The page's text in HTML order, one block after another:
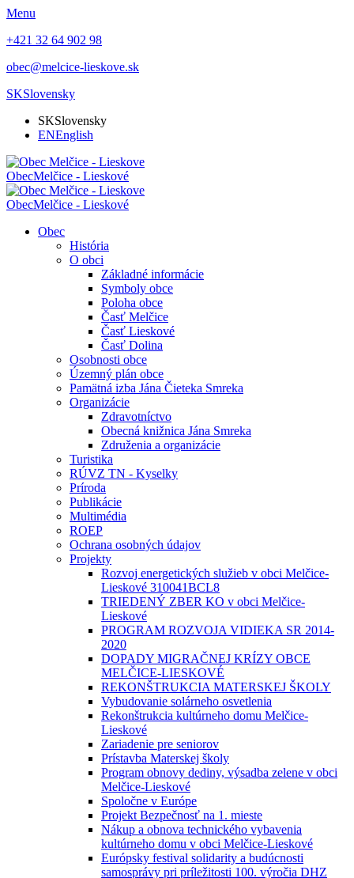
Menu
+421 32 64 902 98
obec@melcice-lieskove.sk
SKSlovensky
SKSlovensky
ENEnglish
ObecMelčice - Lieskové
ObecMelčice - Lieskové
Obec
História
O obci
Základné informácie
Symboly obce
Poloha obce
Časť Melčice
Časť Lieskové
Časť Dolina
Osobnosti obce
Územný plán obce
Pamätná izba Jána Čieteka Smreka
Organizácie
Zdravotníctvo
Obecná knižnica Jána Smreka
Združenia a organizácie
Turistika
RÚVZ TN - Kyselky
Príroda
Publikácie
Multimédia
ROEP
Ochrana osobných údajov
Projekty
Rozvoj energetických služieb v obci Melčice-
Lieskové 310041BCL8
TRIEDENÝ ZBER KO v obci Melčice-
Lieskové
PROGRAM ROZVOJA VIDIEKA SR 2014-
2020
DOPADY MIGRAČNEJ KRÍZY OBCE
MELČICE-LIESKOVÉ
REKONŠTRUKCIA MATERSKEJ ŠKOLY
Vybudovanie solárneho osvetlenia
Rekonštrukcia kultúrneho domu Melčice-
Lieskové
Zariadenie pre seniorov
Prístavba Materskej školy
Program obnovy dediny, výsadba zelene v obci
Melčice-Lieskové
Spoločne v Európe
Projekt Bezpečnosť na 1. mieste
Nákup a obnova technického vybavenia
kultúrneho domu v obci Melčice-Lieskové
Európsky festival solidarity a budúcnosti
samosprávy pri príležitosti 100. výročia DHZ